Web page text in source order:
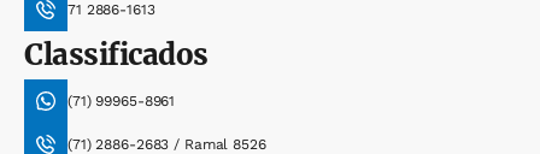
71 2886-1613
Classificados
(71) 99965-8961
(71) 2886-2683 / Ramal 8526